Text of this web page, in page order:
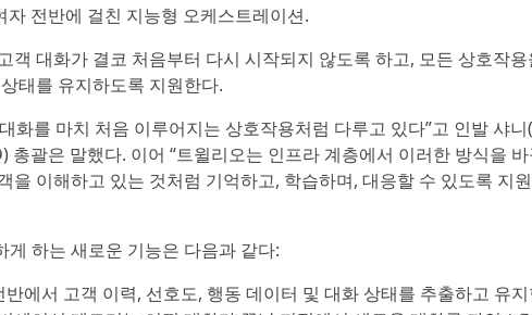
자 전반에 걸친 지능형 오케스트레이션.
객 대화가 결코 처음부터 다시 시작되지 않도록 하고, 모든 상호작
태를 유지하도록 지원한다.
화를 마치 처음 이루어지는 상호작용처럼 다루고 있다”고 인발 샤
총괄은 말했다. 이어 “트윌리오는 인프라 계층에서 이러한 방식을
을 이해하고 있는 것처럼 기억하고, 학습하며, 대응할 수 있도록 지
하는 새로운 기능은 다음과 같다:
반에서 고객 이력, 선호도, 행동 데이터 및 대화 상태를 추출하고 유